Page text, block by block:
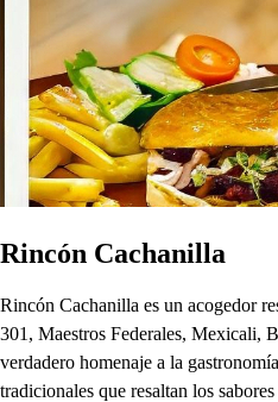
Rincón Cachanilla
Rincón Cachanilla es un acogedor
301, Maestros Federales, Mexicali,
verdadero homenaje a la
tradicionales que resaltan los